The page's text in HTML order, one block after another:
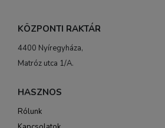
KÖZPONTI RAKTÁR
4400 Nyíregyháza,
Matróz utca 1/A.
HASZNOS
Rólunk